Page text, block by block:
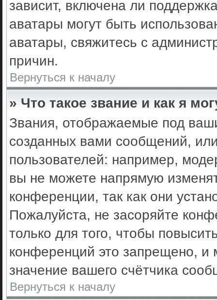
зависит, включена ли
аватары могут быть
аватары, свяжитесь с
причин.
Вернуться к началу
» Что такое звание и как я
Звания, отображаемые под
созданных вами сообщений,
пользователей: например,
вы не можете напрямую
конференции, так как они
Пожалуйста, не засоряйте
только для того, чтобы
конференций это запрещено, и
значение вашего счётчика
Вернуться к началу